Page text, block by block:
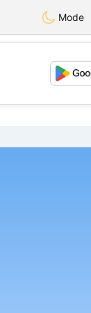
Mode